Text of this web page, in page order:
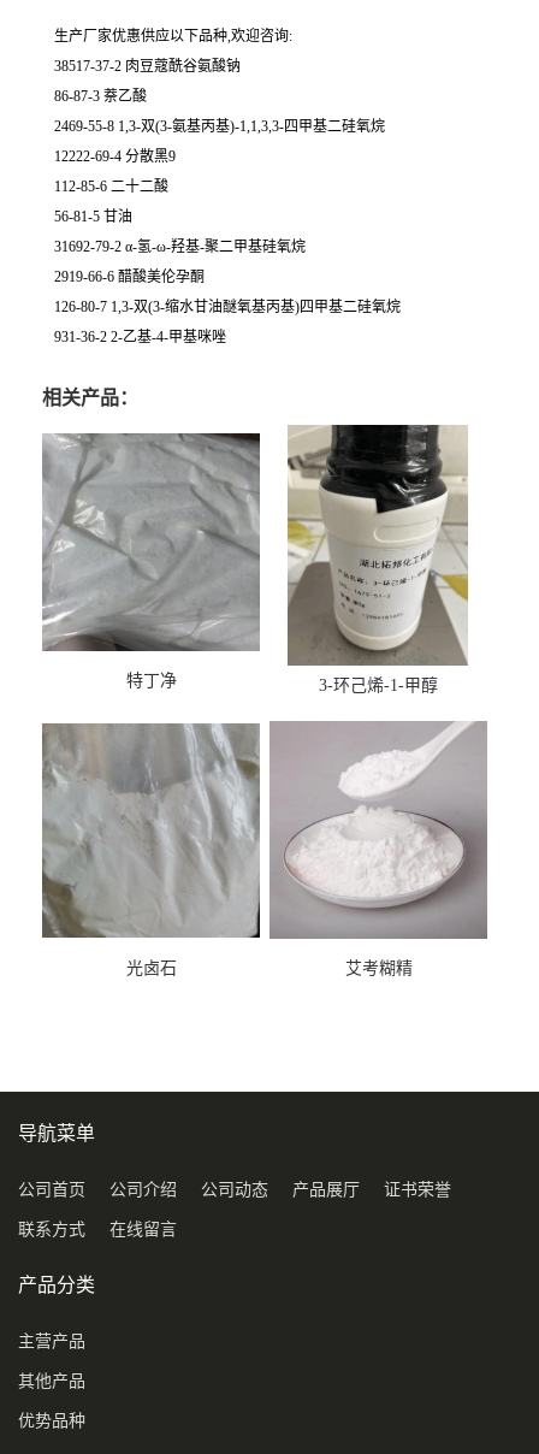
生产厂家优惠供应以下品种,欢迎咨询:
38517-37-2 肉豆蔻酰谷氨酸钠
86-87-3 萘乙酸
2469-55-8 1,3-双(3-氨基丙基)-1,1,3,3-四甲基二硅氧烷
12222-69-4 分散黑9
112-85-6 二十二酸
56-81-5 甘油
31692-79-2 α-氢-ω-羟基-聚二甲基硅氧烷
2919-66-6 醋酸美伦孕酮
126-80-7 1,3-双(3-缩水甘油醚氧基丙基)四甲基二硅氧烷
931-36-2 2-乙基-4-甲基咪唑
相关产品：
特丁净 3-环己烯-1-甲醇
光卤石 艾考糊精
导航菜单
公司首页 公司介绍 公司动态 产品展厅 证书荣誉
联系方式 在线留言
产品分类
主营产品
其他产品
优势品种